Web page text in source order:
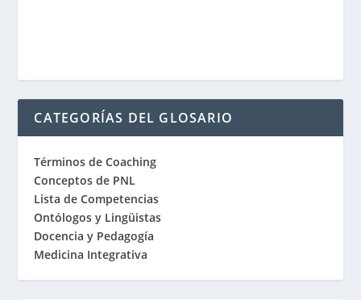
CATEGORÍAS DEL GLOSARIO
Términos de Coaching
Conceptos de PNL
Lista de Competencias
Ontólogos y Lingüistas
Docencia y Pedagogía
Medicina Integrativa